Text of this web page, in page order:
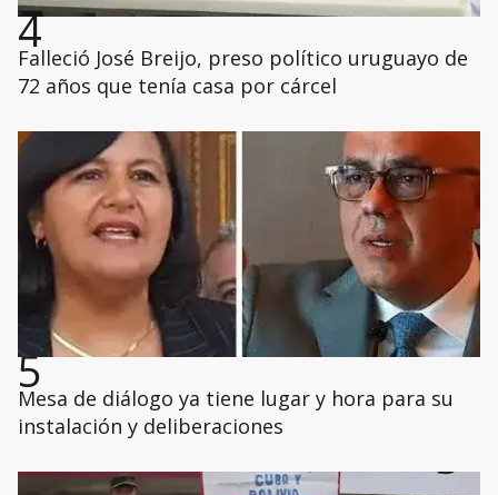
4
Falleció José Breijo, preso político uruguayo de
72 años que tenía casa por cárcel
5
Mesa de diálogo ya tiene lugar y hora para su
instalación y deliberaciones